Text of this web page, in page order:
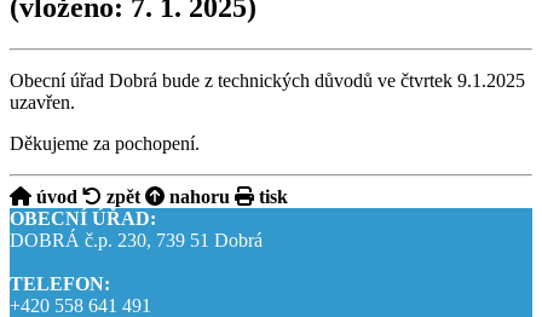
(vloženo: 7. 1. 2025)
Obecní úřad Dobrá bude z technických důvodů ve čtvrtek 9.1.2025
uzavřen.
Děkujeme za pochopení.
úvod zpět nahoru
tisk
OBECNÍ ÚŘAD:
DOBRÁ č.p. 230, 739 51 Dobrá
TELEFON:
+420 558 641 491